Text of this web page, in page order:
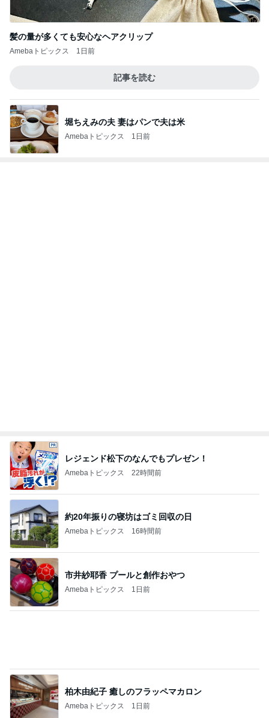
髪の量が多くても安心なヘアクリップ
Amebaトピックス 1日前
記事を読む
堀ちえみの夫 妻はパンで夫は米
Amebaトピックス 1日前
レジェンド松下のなんでもプレゼン！
Amebaトピックス 22時間前
約20年振りの寝坊はゴミ回収の日
Amebaトピックス 16時間前
市井紗耶香 プールと創作おやつ
Amebaトピックス 1日前
柏木由紀子 癒しのフラッペマカロン
Amebaトピックス 1日前